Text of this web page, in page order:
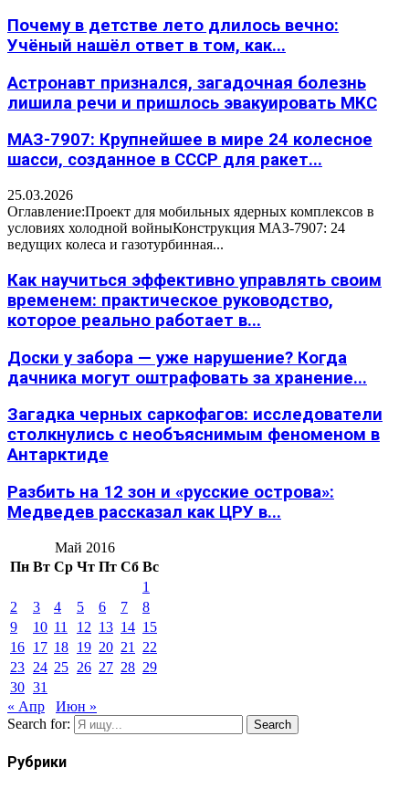
Почему в детстве лето длилось вечно:
Учёный нашёл ответ в том, как...
Астронавт признался, загадочная болезнь
лишила речи и пришлось эвакуировать МКС
МАЗ-7907: Крупнейшее в мире 24 колесное
шасси, созданное в СССР для ракет...
25.03.2026
Оглавление:Проект для мобильных ядерных комплексов в
условиях холодной войныКонструкция МАЗ-7907: 24
ведущих колеса и газотурбинная...
Как научиться эффективно управлять своим
временем: практическое руководство,
которое реально работает в...
Доски у забора — уже нарушение? Когда
дачника могут оштрафовать за хранение...
Загадка черных саркофагов: исследователи
столкнулись с необъяснимым феноменом в
Антарктиде
Разбить на 12 зон и «русские острова»:
Медведев рассказал как ЦРУ в...
Май 2016
Пн Вт Ср Чт Пт Сб Вс
1
2
3 4 5 6 7
8
9
10 11 12 13 14 15
16 17 18 19 20 21
22
23 24 25 26 27 28 29
30 31
« Апр
Июн »
Search for:
Search
Рубрики